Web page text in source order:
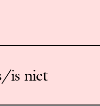
is niet